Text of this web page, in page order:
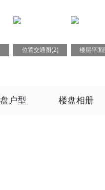
位置交通图(2) 楼层平面
户型 楼盘相册